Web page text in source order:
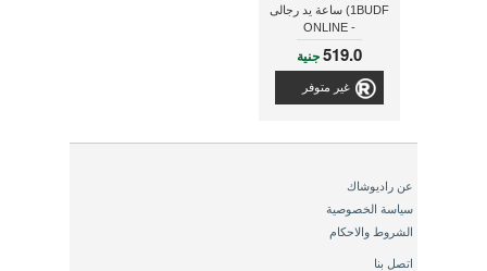
1BUDF) ساعة يد رجالى
- ONLINE
519.0جنية
غير متوفر
عن راديوشاك
سياسة الخصوصية
الشروط والاحكام
اتصل بنا